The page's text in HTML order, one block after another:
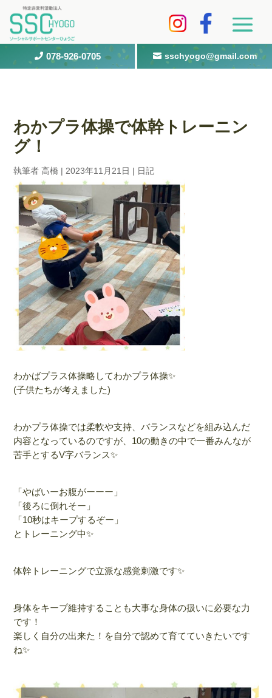
 078-926-0705  sschyogo@gmail.com
わかプラ体操で体幹トレーニン
グ！
執筆者高橋 | 2023年11月21日 | 日記
わかばプラス体操略してわかプラ体操✨
(子供たちが考えました)
わかプラ体操では柔軟や支持、バランスなどを組み込んだ
内容となっているのですが、10の動きの中で一番みんなが
苦手とするV字バランス✨
「やばいーお腹がーーー」
「後ろに倒れそー」
「10秒はキープするぞー」
とトレーニング中✨
体幹トレーニングで立派な感覚刺激です✨
身体をキープ維持することも大事な身体の扱いに必要な力
です！
楽しく自分の出来た！を自分で認めて育てていきたいです
ね✨